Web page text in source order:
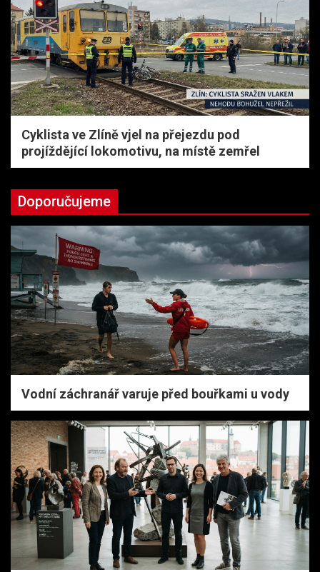
Cyklista ve Zlíně vjel na přejezdu pod
projíždějící lokomotivu, na místě zemřel
Doporučujeme
Vodní záchranář varuje před bouřkami u vody